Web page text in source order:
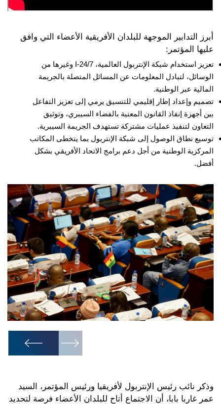
أبرز التدابير الموجهة للبلدان الأفريقية الأعضاء التي وافق
عليها المؤتمر:
تعزيز استخدام شبكة الإنتربول العالمية، I-24/7 وغيرها من
الوسائل، لتبادل المعلومات عن المسائل المتصلة بالجريمة
المالية عبر الوطنية.
تصميم وإعداد إطار إقليمي للتنسيق يرمي إلى تعزيز التفاعل
بين أجهزة إنفاذ القانون المعنية بالفضاء السيبري، وتوثيق
التعاون لتنفيذ عمليات مشتركة تستهدف الجريمة السيبرية.
توسيع نطاق الوصول إلى شبكة الإنتربول بما يتخطى المكاتب
المركزية الوطنية من أجل دعم برامج الاتحاد الأفريقي بشكل
أفضل.
1
وذكر نائب رئيس الإنتربول لأفريقيا ورئيس المؤتمر، السيد
عمر غاربا بابا، أن الاجتماع أتاح للبلدان الأعضاء فرصة لتحديد